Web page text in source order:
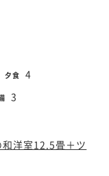
夕食 4
3
洋室12.5畳＋ツ